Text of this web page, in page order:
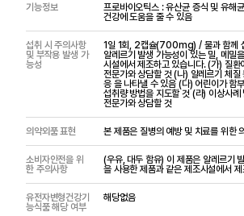
기능정보
프로바이오틱스 : 유산균 증식 및 유해
건강에 도움을 줄 수 있음
섭취 시 주의사항
및 부작용 발생 가
능성
1일 1회, 2캡슐(700mg) / 물과 함께
알레르기 발생 가능성이 있는 밀, 메밀
시설에서 제조하고 있습니다. (가) 질환
전문가와 상담할 것 (나) 알레르기 체질
응 을 나타낼 수 있음 (다) 어린이가 함
섭취량 방법을 지도할 것 (라) 이상사례
전문가와 상담할 것
의약외품 표현 본 제품은 질병의 예방 및 치료를 위한
소비자안전을 위
한 주의사항
(우유, 대두 함유) 이 제품은 알레르기
을 사용한 제품과 같은 제조시설에서
유전자변형건강기
능식품 해당 여부
해당없음